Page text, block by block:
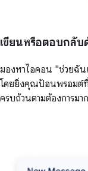
เขียนหรือตอบกลั
มองหาไอคอน "ช่วยฉั
โดยยิ่งคุณป้อนพรอมต์ที่
ครบถ้วนตามต้องการม